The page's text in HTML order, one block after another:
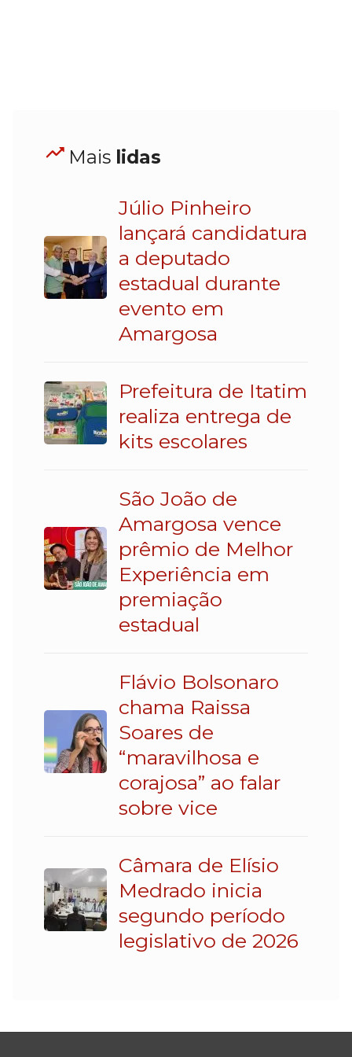
Mais lidas
Júlio Pinheiro
lançará candidatura
a deputado
estadual durante
evento em
Amargosa
Prefeitura de Itatim
realiza entrega de
kits escolares
São João de
Amargosa vence
prêmio de Melhor
Experiência em
premiação
estadual
Flávio Bolsonaro
chama Raissa
Soares de
“maravilhosa e
corajosa” ao falar
sobre vice
Câmara de Elísio
Medrado inicia
segundo período
legislativo de 2026